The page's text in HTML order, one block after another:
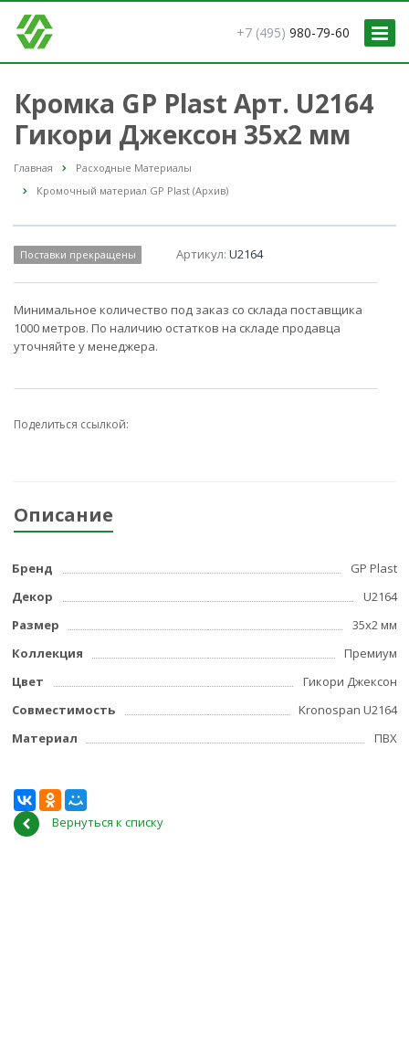
+7 (495) 980-79-60
Кромка GP Plast Арт. U2164
Гикори Джексон 35x2 мм
Главная
Расходные Материалы
Кромочный материал GP Plast (Архив)
Поставки прекращены Артикул:U2164
Минимальное количество под заказ со склада поставщика
1000 метров. По наличию остатков на складе продавца
уточняйте у менеджера.
Поделиться ссылкой:
Описание
Бренд
GP Plast
Декор
U2164
Размер
35x2 мм
Коллекция
Премиум
Цвет
Гикори Джексон
Совместимость
Kronospan U2164
Материал
ПВХ
Вернуться к списку